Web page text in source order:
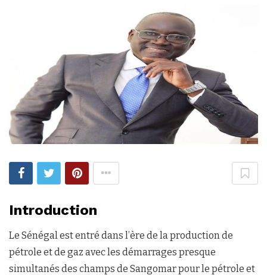
Introduction
Le Sénégal est entré dans l’ère de la production de
pétrole et de gaz avec les démarrages presque
simultanés des champs de Sangomar pour le pétrole et